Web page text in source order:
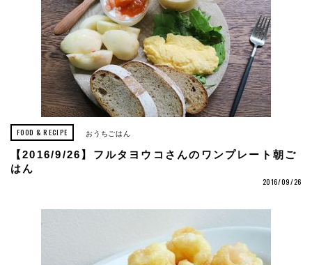
FOOD & RECIPE おうちごはん
【2016/9/26】フルタヨウコさんのワンプレート朝ご
はん
2016/09/26